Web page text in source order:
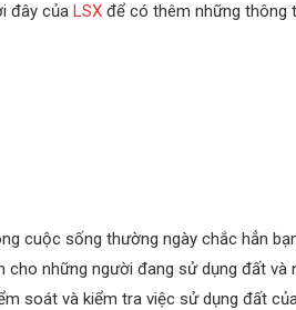
đây của LSX để có thêm những thông
cuộc sống thường ngày chắc hẳn
những người đang sử dụng đất và
soát và kiểm tra việc sử dụng đất